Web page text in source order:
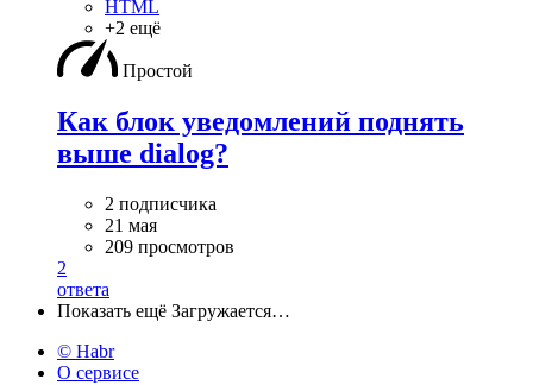
HTML
+2 ещё
Простой
Как блок уведомлений поднять
выше dialog?
2 подписчика
21 мая
209 просмотров
2
ответа
Показать ещё Загружается…
© Habr
О сервисе